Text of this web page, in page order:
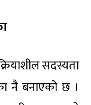
सदस्यता
नै बनाएको छ ।